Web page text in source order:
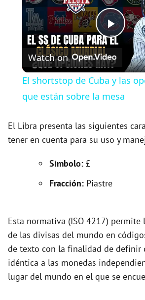
P
l
a
y
i
d
e
o
Watch on
El shortstop de Cuba y las
que están sobre la mesa
El Libra presenta las siguientes
tener en cuenta para su uso y
Simbolo: £
Fracción: Piastre
Esta normativa (ISO 4217) permite
de las divisas del mundo en
de texto con la finalidad de definir
idéntica a las monedas
lugar del mundo en el que se